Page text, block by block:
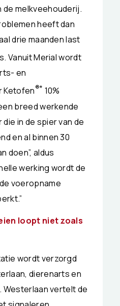
melkveehouderij.
heeft dan
drie maanden last
Vanuit Merial wordt
en
Ketofen®* 10%
breed werkende
in de spier van de
en al binnen 30
doen”, aldus
werking wordt de
voeropname
loopt niet zoals
wordt verzorgd
dierenarts en
Westerlaan vertelt de